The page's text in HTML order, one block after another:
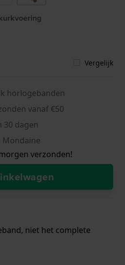
Vergelijk
horlogebanden
vanaf €50
30 dagen
Mondaine
verzonden!
niet het complete